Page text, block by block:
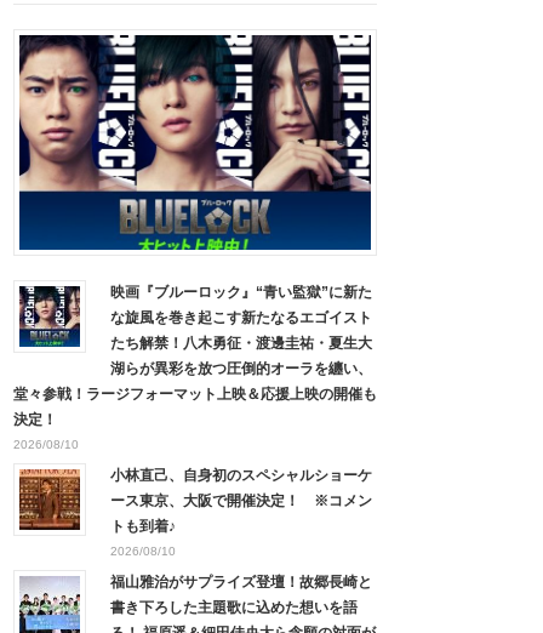
映画『ブルーロック』“青い監獄”に新た
な旋風を巻き起こす新たなるエゴイスト
たち解禁！八木勇征・渡邊圭祐・夏生大
湖らが異彩を放つ圧倒的オーラを纏い、
堂々参戦！ラージフォーマット上映＆応援上映の開催も
決定！
2026/08/10
小林直己、自身初のスペシャルショーケ
ース東京、大阪で開催決定！ ※コメン
トも到着♪
2026/08/10
福山雅治がサプライズ登壇！故郷長崎と
書き下ろした主題歌に込めた想いを語